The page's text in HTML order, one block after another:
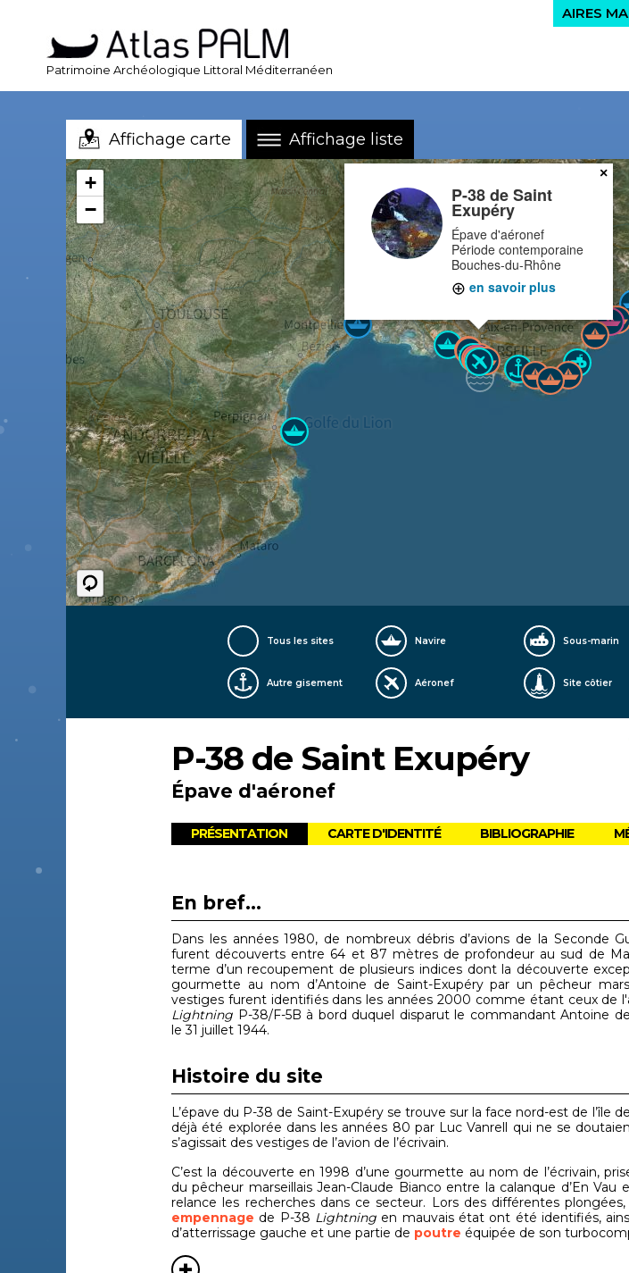
Patrimoine Archéologique Littoral Méditerranéen
AIRES
Affichage carte Affichage liste
P-38 de Saint
Exupéry
Épave d'aéronef
Période contemporaine
Bouches-du-Rhône
en savoir plus
×
+
−
Tous les sites Navire Sous-marin
Autre gisement Aéronef Site côtier
P-38 de Saint Exupéry
Épave d'aéronef
PRÉSENTATION CARTE D'IDENTITÉ BIBLIOGRAPHIE
En bref...
Dans les années 1980, de nombreux débris d’avions de la Seconde
furent découverts entre 64 et 87 mètres de profondeur au sud de
terme d’un recoupement de plusieurs indices dont la découverte
gourmette au nom d’Antoine de Saint-Exupéry par un pêcheur
vestiges furent identifiés dans les années 2000 comme étant ceux de
Lightning P-38/F-5B à bord duquel disparut le commandant Antoine
le 31 juillet 1944.
Histoire du site
L’épave du P-38 de Saint-Exupéry se trouve sur la face nord-est de l’île
déjà été explorée dans les années 80 par Luc Vanrell qui ne se
s’agissait des vestiges de l’avion de l’écrivain.
C’est la découverte en 1998 d’une gourmette au nom de l’écrivain,
du pêcheur marseillais Jean-Claude Bianco entre la calanque d’En Vau
relance les recherches dans ce secteur. Lors des différentes plongées,
empennage de P-38 Lightning en mauvais état ont été identifiés,
d’atterrissage gauche et une partie de poutre équipée de son